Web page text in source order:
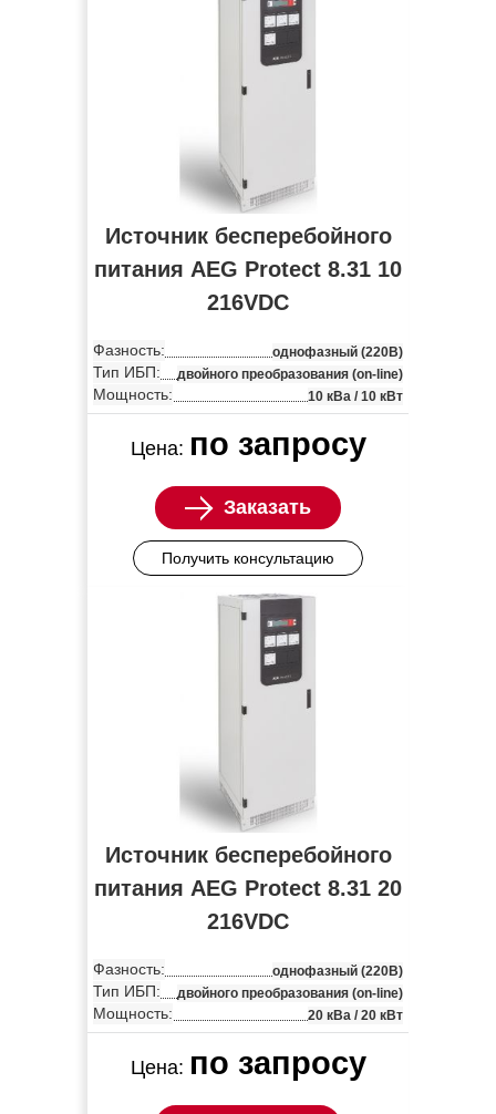
Источник бесперебойного
питания AEG Protect 8.31 10
216VDC
Фазность: однофазный (220В)
Тип ИБП: двойного преобразования (on-line)
Мощность: 10 кВа / 10 кВт
Цена: по запросу
Заказать
Получить консультацию
Источник бесперебойного
питания AEG Protect 8.31 20
216VDC
Фазность: однофазный (220В)
Тип ИБП: двойного преобразования (on-line)
Мощность: 20 кВа / 20 кВт
Цена: по запросу